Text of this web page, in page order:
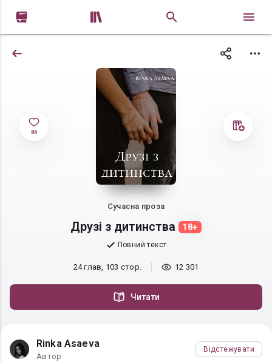
 
86
Сучасна проза
Друзі з дитинства 18+
Повний текст
24 глав, 103 стор. 12 301
Читати
Rinka Asaeva
Автор
Відстежувати